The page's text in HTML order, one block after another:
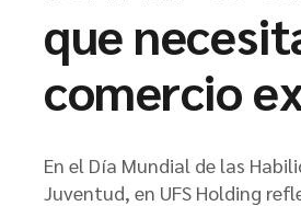
que
comercio
En el Día Mundial de las
Juventud, en UFS Holding